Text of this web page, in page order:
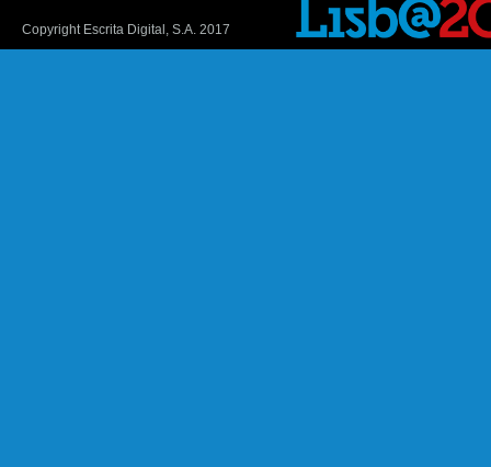
Copyright Escrita Digital, S.A. 2017